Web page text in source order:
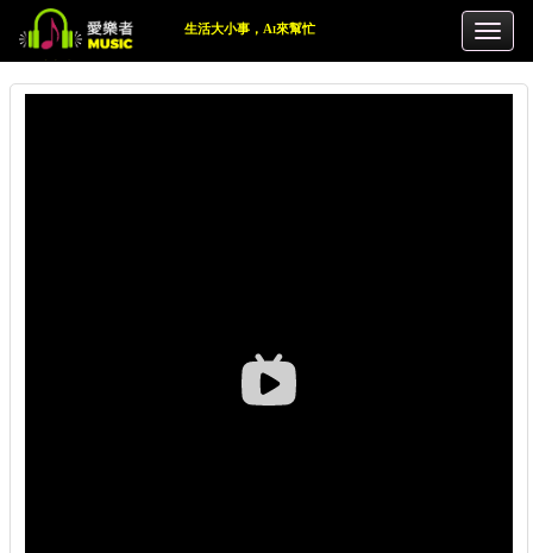
生活大小事，Ai來幫忙